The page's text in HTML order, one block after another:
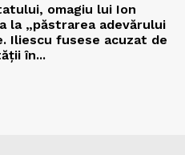
omagiu lui Ion
la „păstrarea adevărului
Iliescu fusese acuzat de
în...